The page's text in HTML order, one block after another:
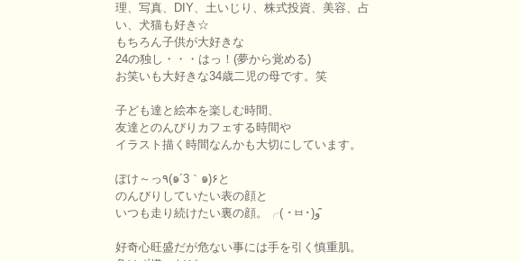
理、写真、DIY、土いじり、株式投資、美容、占
い、犬猫も好き☆
もちろん子供が大好きな
24の独し・・・はっ！(夢から覚める)
お笑いも大好きな34歳二児の母です。笑
子ども達と絵本を楽しむ時間、
友達とのんびりカフェする時間や
イラスト描く時間なんかも大切にしています。
ぽけ～っ٩(๑´3｀๑)۶と
のんびりしていたい表の顔と
いつも走り続けたい裏の顔。╭( ･ㅂ･)و ̑̑
好奇心旺盛だが危ない事には手を引く慎重肌。